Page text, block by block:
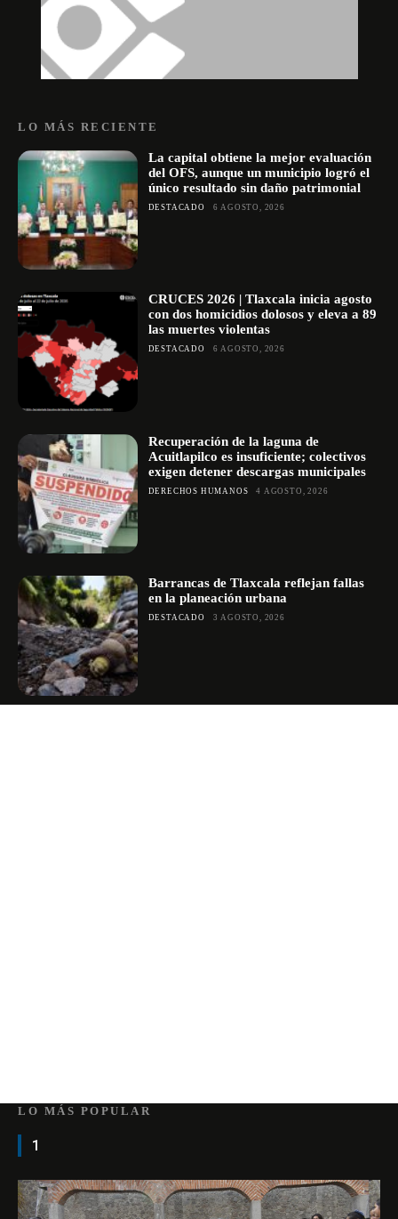
LO MÁS RECIENTE
La capital obtiene la mejor evaluación
del OFS, aunque un municipio logró el
único resultado sin daño patrimonial
DESTACADO 6 AGOSTO, 2026
CRUCES 2026 | Tlaxcala inicia agosto
con dos homicidios dolosos y eleva a 89
las muertes violentas
DESTACADO 6 AGOSTO, 2026
Recuperación de la laguna de
Acuitlapilco es insuficiente; colectivos
exigen detener descargas municipales
DERECHOS HUMANOS 4 AGOSTO, 2026
Barrancas de Tlaxcala reflejan fallas
en la planeación urbana
DESTACADO 3 AGOSTO, 2026
LO MÁS POPULAR
1